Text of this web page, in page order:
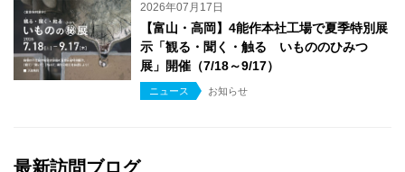
2026年07月17日
【富山・高岡】4能作本社工場で夏季特別展
示「観る・聞く・触る いもののひみつ
展」開催（7/18～9/17）
ニュース お知らせ
最新訪問ブログ